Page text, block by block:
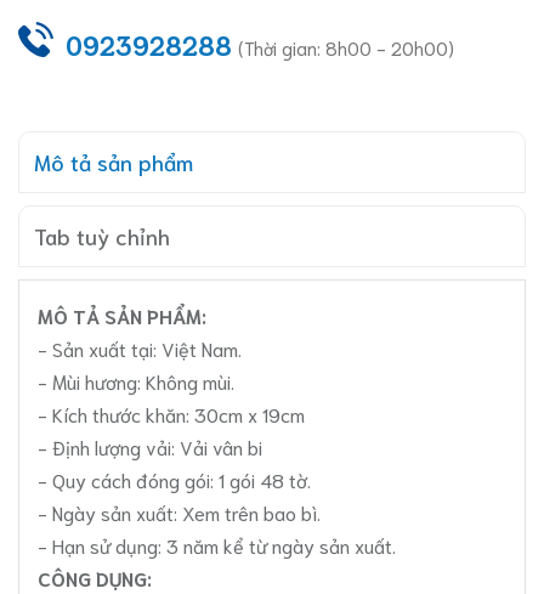
0923928288 (Thời gian: 8h00 - 20h00)
Mô tả sản phẩm
Tab tuỳ chỉnh
MÔ TẢ SẢN PHẨM:
- Sản xuất tại: Việt Nam.
- Mùi hương: Không mùi.
- Kích thước khăn: 30cm x 19cm
- Định lượng vải: Vải vân bi
- Quy cách đóng gói: 1 gói 48 tờ.
- Ngày sản xuất: Xem trên bao bì.
- Hạn sử dụng: 3 năm kể từ ngày sản xuất.
CÔNG DỤNG: